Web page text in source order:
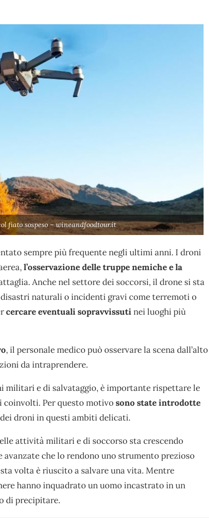
fiato sospeso – wineandfoodtour.it
sempre più frequente negli ultimi anni. I droni
l’osservazione delle truppe nemiche e la
Anche nel settore dei soccorsi, il drone si sta
naturali o incidenti gravi come terremoti o
cercare eventuali sopravvissutinei luoghi più
, il personale medico può osservare la scena dall’alto
da intraprendere.
militari e di salvataggio, è importante rispettare le
Per questo motivosono state introdotte
droni in questi ambiti delicati.
attività militari e di soccorso sta crescendo
che lo rendono uno strumento prezioso
volta è riuscito a salvare una vita. Mentre
hanno inquadrato un uomo incastrato in un
di precipitare.